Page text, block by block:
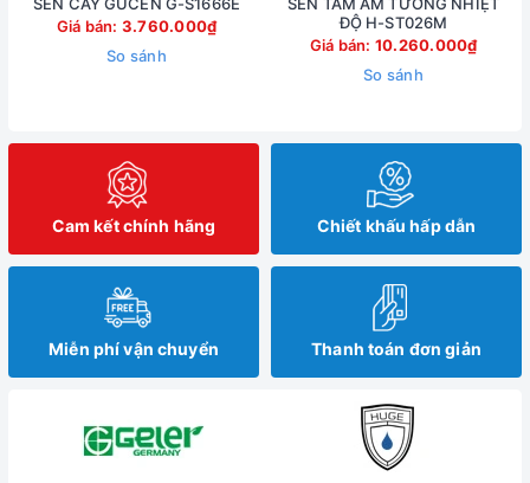
Giá bán: 3.760.000₫
So sánh
ĐỘ H-ST026M
Giá bán: 10.260.000₫
So sánh
Cam kết chính hãng Chiết khấu hấp dẫn
Miễn phí vận chuyển Thanh toán đơn giản